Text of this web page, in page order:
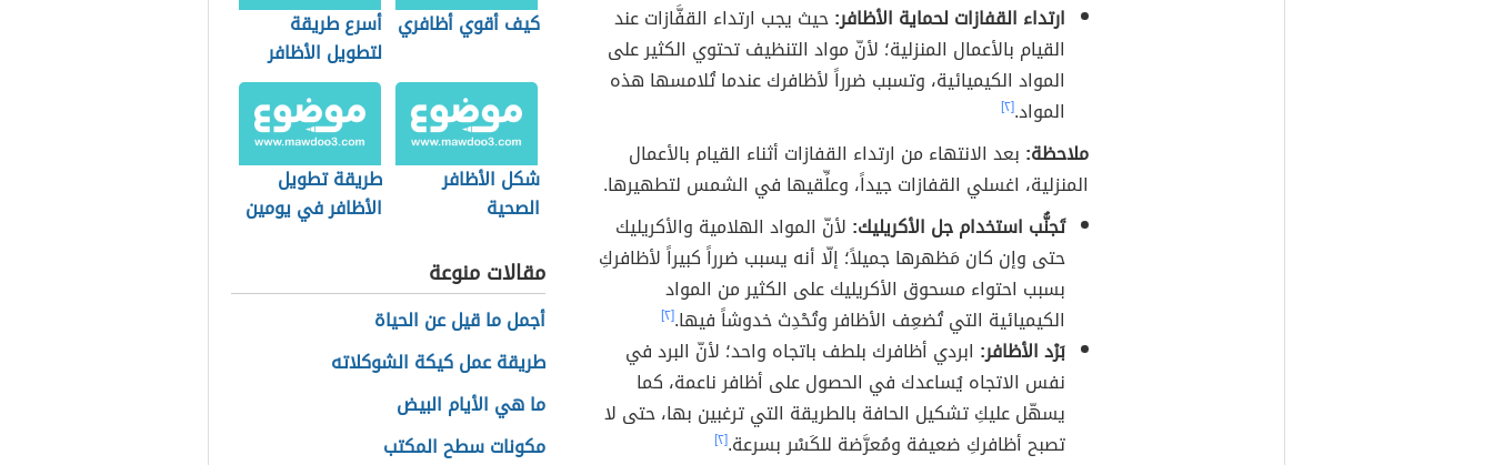
ارتداء القفازات لحماية الأظافر:حيث يجب ارتداء القفَّازات عند
القيام بالأعمال المنزلية؛ لأنّ مواد التنظيف تحتوي الكثير على
المواد الكيميائية، وتسبب ضرراً لأظافرك عندما تُلامسها هذه
المواد.[٢]
ملاحظة: بعد الانتهاء من ارتداء القفازات أثناء القيام بالأعمال
المنزلية، اغسلي القفازات جيداً، وعلِّقيها في الشمس لتطهيرها.
تَجنُّب استخدام جل الأكريليك: لأنّ المواد الهلامية والأكريليك
حتى وإن كان مَظهرها جميلاً؛ إلّا أنه يسبب ضرراً كبيراً لأظافركِ
بسبب احتواء مسحوق الأكريليك على الكثير من المواد
الكيميائية التي تُضعِف الأظافر وتُحْدِث خدوشاً فيها.[٢]
بَرْد الأظافر: ابردي أظافرك بلطف باتجاه واحد؛ لأنّ البرد في
نفس الاتجاه يُساعدك في الحصول على أظافر ناعمة، كما
يسهّل عليكِ تشكيل الحافة بالطريقة التي ترغبين بها، حتى لا
تصبح أظافركِ ضعيفة ومُعرَّضة للكَسْر بسرعة.[٢]
كيف أقوي أظافري أسرع طريقة
لتطويل الأظافر
بسرعة
شكل الأظافر
الصحية
طريقة تطويل
الأظافر في يومين
مقالات منوعة
أجمل ما قيل عن الحياة
طريقة عمل كيكة الشوكلاته
ما هي الأيام البيض
مكونات سطح المكتب